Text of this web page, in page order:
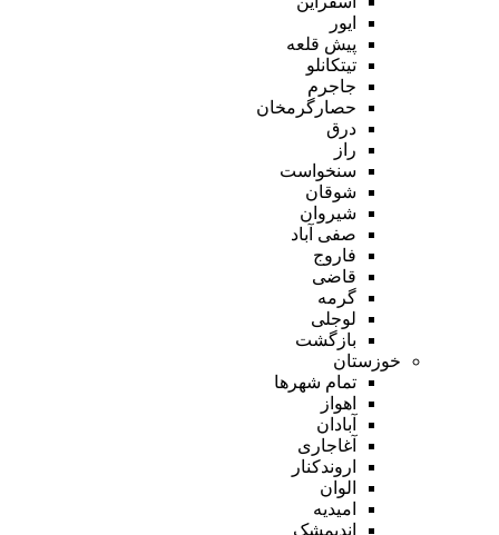
ایور
پیش قلعه
تیتکانلو
جاجرم
حصارگرمخان
درق
راز
سنخواست
شوقان
شیروان
صفی آباد
فاروج
قاضی
گرمه
لوجلی
بازگشت
خوزستان
تمام شهر‌ها
اهواز
آبادان
آغاجاری
اروندکنار
الوان
امیدیه
اندیمشک